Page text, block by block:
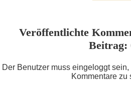
Veröffentlichte
Beitrag:
Der Benutzer muss eingeloggt
Kommentare zu